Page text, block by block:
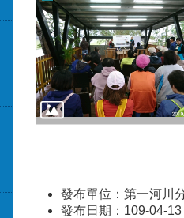
發布單位：第一河川
發布日期：109-04-13